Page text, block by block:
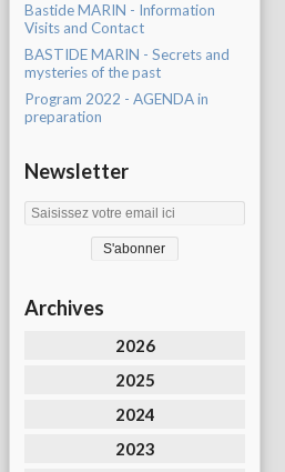
Bastide MARIN - Information
Visits and Contact
BASTIDE MARIN - Secrets and
mysteries of the past
Program 2022 - AGENDA in
preparation
Newsletter
Archives
2026
2025
2024
2023